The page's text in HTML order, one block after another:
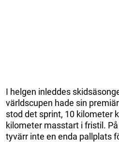
I helgen inleddes
världscupen hade sin
stod det sprint, 10 kilometer
kilometer masstart i fristil.
tyvärr inte en enda pallplats